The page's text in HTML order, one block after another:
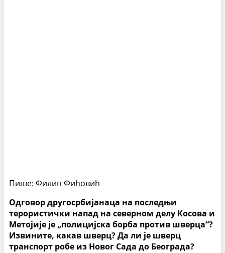
Пише: Филип Фићовић
Одговор другосрбијанаца на последњи
терористички напад на северном делу Косова и
Метојије је „полицијска борба против шверца“?
Извините, какав шверц? Да ли је шверц
транспорт робе из Новог Сада до Београда?